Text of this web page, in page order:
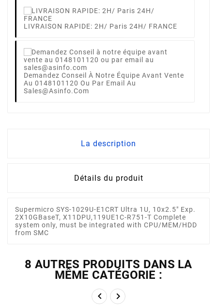
LIVRAISON RAPIDE: 2H/ Paris 24H/ FRANCE
Demandez Conseil À Notre Équipe Avant Vente
Au 0148101120 Ou Par Email Au
Sales@asinfo.com
La description
Détails du produit
Supermicro SYS-1029U-E1CRT Ultra 1U, 10x2.5" Exp.
2X10GBaseT, X11DPU,119UE1C-R751-T Complete
system only, must be integrated with CPU/MEM/HDD
from SMC
8 AUTRES PRODUITS DANS LA
MÊME CATÉGORIE :
 